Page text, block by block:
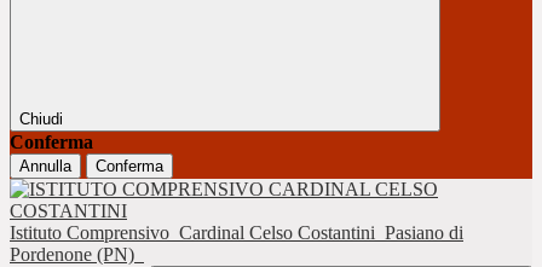
Chiudi
Conferma
Annulla Conferma
Istituto Comprensivo Cardinal Celso Costantini Pasiano di
Pordenone (PN)